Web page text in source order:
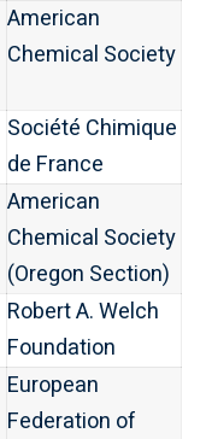
American
Chemical Society
Société Chimique
de France
American
Chemical Society
(Oregon Section)
Robert A. Welch
Foundation
European
Federation of